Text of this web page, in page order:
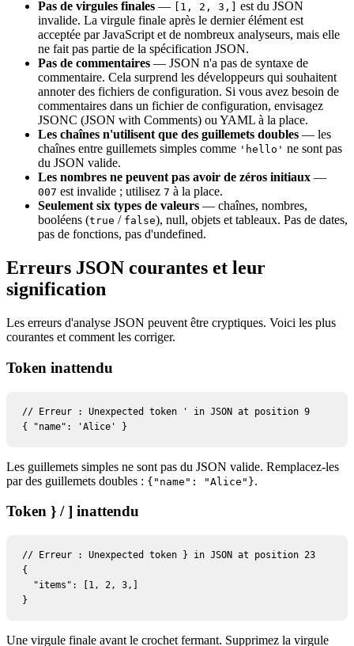
Pas de virgules finales — [1, 2, 3,]
est du JSON
invalide. La virgule finale après le dernier élément est
acceptée par JavaScript et de nombreux analyseurs, mais elle
ne fait pas partie de la spécification JSON.
Pas de commentaires — JSON n'a pas de syntaxe de
commentaire. Cela surprend les développeurs qui souhaitent
annoter des fichiers de configuration. Si vous avez besoin de
commentaires dans un fichier de configuration, envisagez
JSONC (JSON with Comments) ou YAML à la place.
Les chaînes n'utilisent que des guillemets doubles — les
chaînes entre guillemets simples comme 'hello' ne sont pas
du JSON valide.
Les nombres ne peuvent pas avoir de zéros initiaux —
007 est invalide ; utilisez 7 à la place.
Seulement six types de valeurs — chaînes, nombres,
booléens (true / false), null, objets et tableaux. Pas de dates,
pas de fonctions, pas d'undefined.
Erreurs JSON courantes et leur
signification
Les erreurs d'analyse JSON peuvent être cryptiques. Voici les plus
courantes et comment les corriger.
Token inattendu
// Erreur : Unexpected token ' in JSON at position 9
{ "name": 'Alice' }
Les guillemets simples ne sont pas du JSON valide. Remplacez-les
par des guillemets doubles : { "name": "Alice" }.
Token } / ] inattendu
// Erreur : Unexpected token } in JSON at position 23
{
  "items": [1, 2, 3,]
}
Une virgule finale avant le crochet fermant. Supprimez la virgule